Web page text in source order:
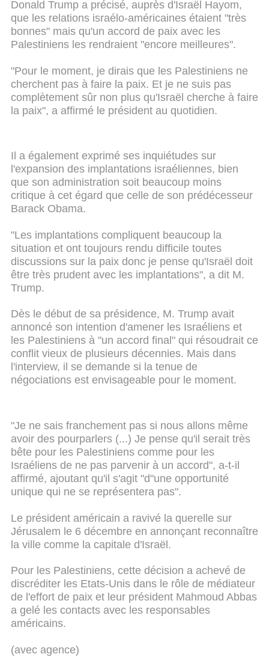
Donald Trump a précisé, auprès d'Israël Hayom,
que les relations israélo-américaines étaient "très
bonnes" mais qu'un accord de paix avec les
Palestiniens les rendraient "encore meilleures".
"Pour le moment, je dirais que les Palestiniens ne
cherchent pas à faire la paix. Et je ne suis pas
complètement sûr non plus qu'Israël cherche à faire
la paix", a affirmé le président au quotidien.
Il a également exprimé ses inquiétudes sur
l'expansion des implantations israéliennes, bien
que son administration soit beaucoup moins
critique à cet égard que celle de son prédécesseur
Barack Obama.
"Les implantations compliquent beaucoup la
situation et ont toujours rendu difficile toutes
discussions sur la paix donc je pense qu'Israël doit
être très prudent avec les implantations", a dit M.
Trump.
Dès le début de sa présidence, M. Trump avait
annoncé son intention d'amener les Israéliens et
les Palestiniens à "un accord final" qui résoudrait ce
conflit vieux de plusieurs décennies. Mais dans
l'interview, il se demande si la tenue de
négociations est envisageable pour le moment.
"Je ne sais franchement pas si nous allons même
avoir des pourparlers (...) Je pense qu'il serait très
bête pour les Palestiniens comme pour les
Israéliens de ne pas parvenir à un accord", a-t-il
affirmé, ajoutant qu'il s'agit "d"une opportunité
unique qui ne se représentera pas".
Le président américain a ravivé la querelle sur
Jérusalem le 6 décembre en annonçant reconnaître
la ville comme la capitale d'Israël.
Pour les Palestiniens, cette décision a achevé de
discréditer les Etats-Unis dans le rôle de médiateur
de l'effort de paix et leur président Mahmoud Abbas
a gelé les contacts avec les responsables
américains.
(avec agence)